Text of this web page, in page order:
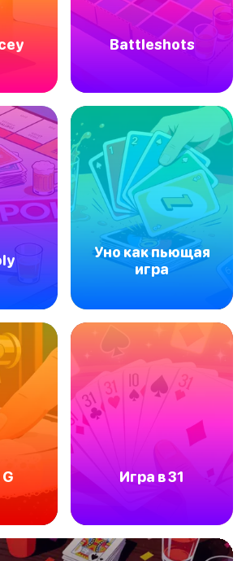
Battleshots
Уно как пьющая
игра
Игра в 31